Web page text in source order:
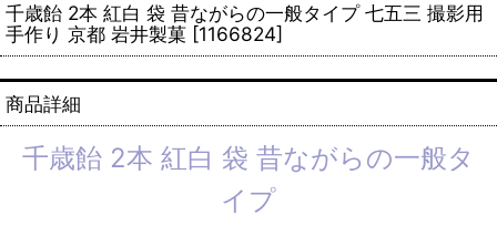
千歳飴 2本 紅白 袋 昔ながらの一般タイプ 七五三 撮影用
手作り 京都 岩井製菓 [1166824]
商品詳細
千歳飴 2本 紅白 袋 昔ながらの一般タ
イプ